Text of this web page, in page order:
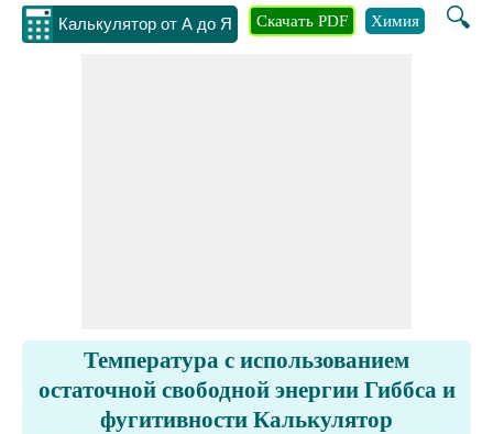
Калькулятор от А до Я 🔍
Скачать PDF Химия
Температура с использованием
остаточной свободной энергии Гиббса и
фугитивности Калькулятор